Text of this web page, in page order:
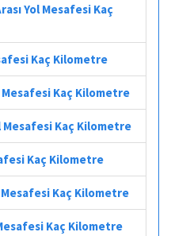
Yol Mesafesi Kaç
Kaç Kilometre
Mesafesi Kaç Kilometre
Mesafesi Kaç Kilometre
Kaç Kilometre
Mesafesi Kaç Kilometre
Kaç Kilometre